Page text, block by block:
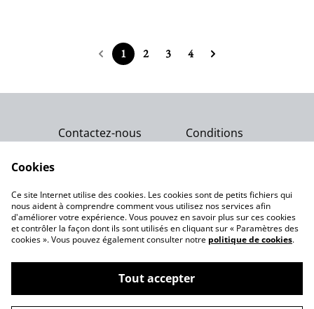
1 2 3 4
Contactez-nous
Conditions
Politique de
Politique de cookies
Notre engagement
©2026Gemme Celeste
Cookies
Ce site Internet utilise des cookies. Les cookies sont de petits fichiers qui
nous aident à comprendre comment vous utilisez nos services afin
d'améliorer votre expérience. Vous pouvez en savoir plus sur ces cookies
et contrôler la façon dont ils sont utilisés en cliquant sur « Paramètres des
cookies ». Vous pouvez également consulter notre politique de cookies.
Tout accepter